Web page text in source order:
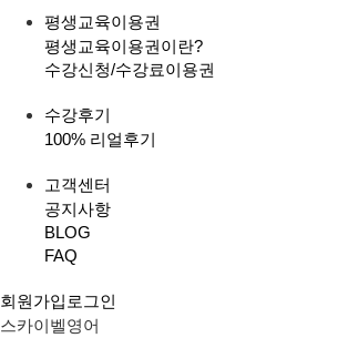
평생교육이용권
평생교육이용권이란?
수강신청/수강료이용권
수강후기
100% 리얼후기
고객센터
공지사항
BLOG
FAQ
회원가입 로그인
스카이벨영어